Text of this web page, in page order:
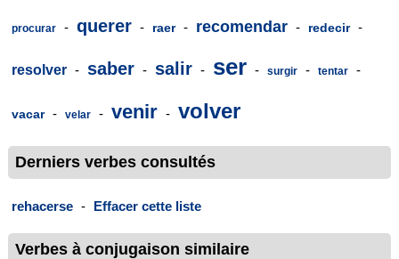
procurar - querer - raer - recomendar - redecir -
resolver - saber - salir - ser - surgir - tentar -
vacar - velar - venir - volver
Derniers verbes consultés
rehacerse - Effacer cette liste
Verbes à conjugaison similaire